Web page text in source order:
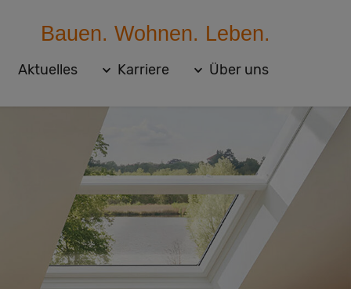
Bauen. Wohnen. Leben.
Aktuelles Karriere Über uns